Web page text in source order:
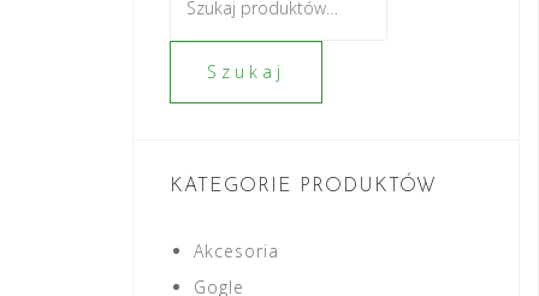
Szukaj
KATEGORIE PRODUKTÓW
Akcesoria
Gogle